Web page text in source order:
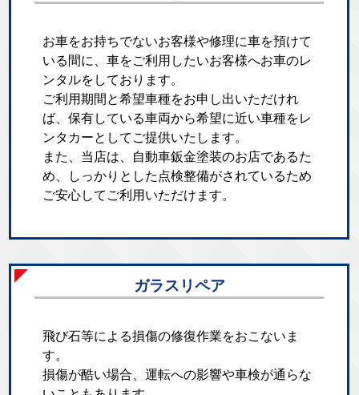
お車をお持ちでないお客様や修理に車を預けて
いる間に、車をご利用したいお客様へお車のレ
ンタルをしております。
ご利用期間と希望車種をお申し出いただけれ
ば、保有している車両から希望に近い車種をレ
ンタカーとしてご提供いたします。
また、当店は、自動車鈑金塗装のお店であるた
め、しっかりとした点検整備がされているため
ご安心してご利用いただけます。
ガラスリペア
飛び石等による損傷の修復作業をおこないま
す。
損傷が酷い場合、運転への影響や車検が通らな